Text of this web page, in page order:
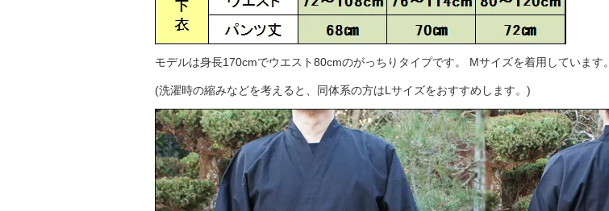
モデルは身長170cmでウエスト80cmのがっちりタイプです。 Mサイズを着用しています。
(洗濯時の縮みなどを考えると、同体系の方はLサイズをおすすめします。)